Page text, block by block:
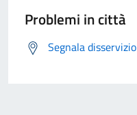
Problemi in città
Segnala disservizio